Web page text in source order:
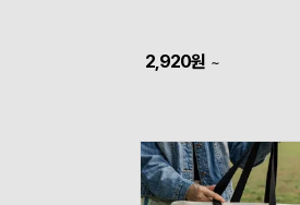
2,920원 ~